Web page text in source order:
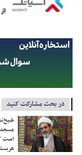
در بحث مشارکت کنید
است